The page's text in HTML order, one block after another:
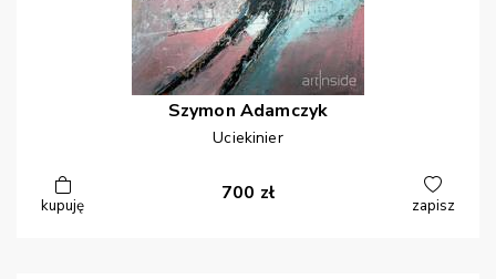
Szymon Adamczyk
Uciekinier
kupuję
700 zł
zapisz